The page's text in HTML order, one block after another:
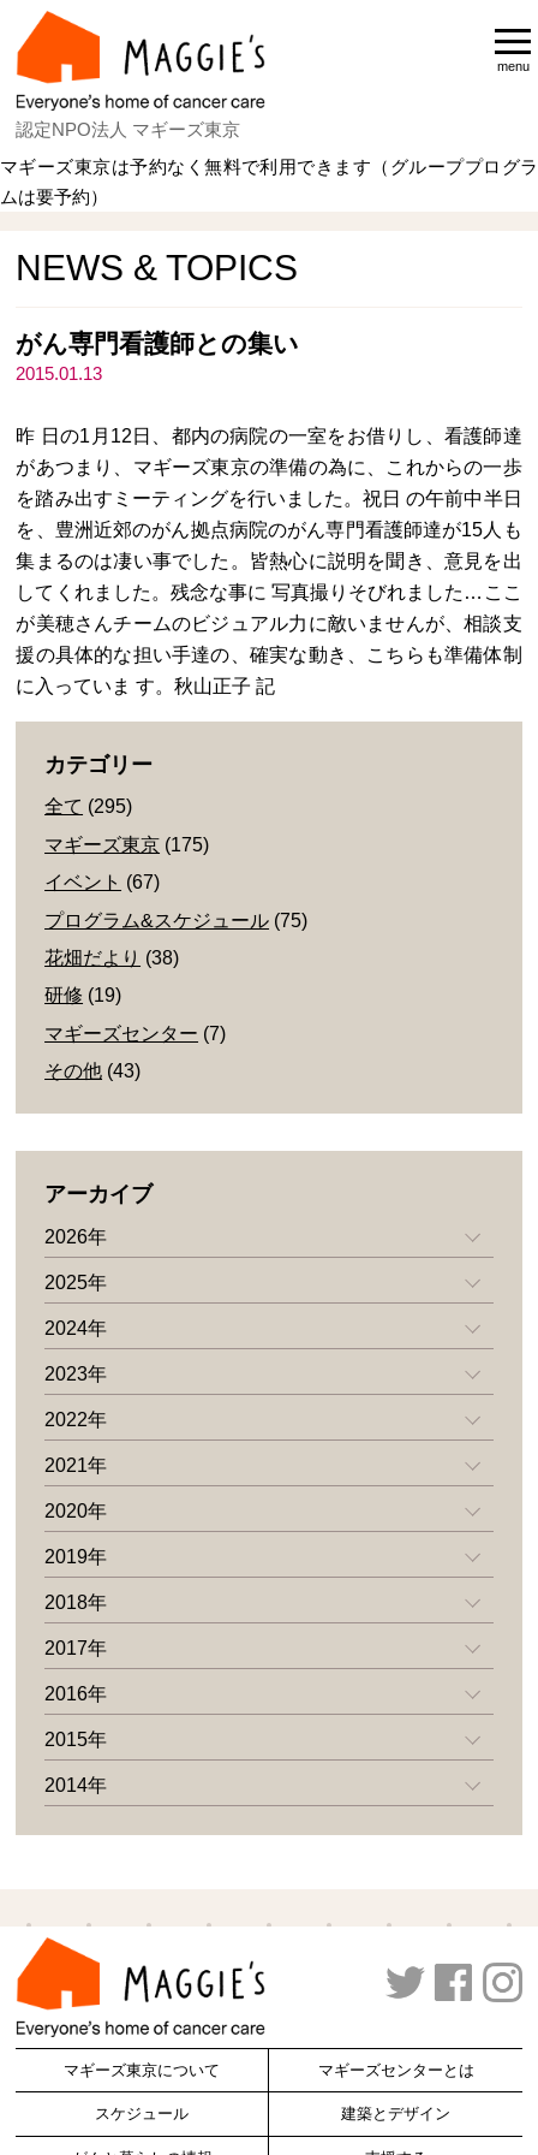
認定NPO法人 マギーズ東京
menu
マギーズ東京は予約なく無料で利用できます（グループプログラ
ムは要予約）
NEWS & TOPICS
がん専門看護師との集い
2015.01.13
昨 日の1月12日、都内の病院の一室をお借りし、看護師達
があつまり、マギーズ東京の準備の為に、これからの一歩
を踏み出すミーティングを行いました。祝日 の午前中半日
を、豊洲近郊のがん拠点病院のがん専門看護師達が15人も
集まるのは凄い事でした。皆熱心に説明を聞き、意見を出
してくれました。残念な事に 写真撮りそびれました…ここ
が美穂さんチームのビジュアル力に敵いませんが、相談支
援の具体的な担い手達の、確実な動き、こちらも準備体制
に入っていま す。秋山正子 記
カテゴリー
全て (295)
マギーズ東京 (175)
イベント (67)
プログラム&スケジュール (75)
花畑だより (38)
研修 (19)
マギーズセンター (7)
その他 (43)
アーカイブ
2026年
2025年
2024年
2023年
2022年
2021年
2020年
2019年
2018年
2017年
2016年
2015年
2014年
マギーズ東京について マギーズセンターとは
スケジュール 建築とデザイン